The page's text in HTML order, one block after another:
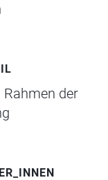
Rahmen der